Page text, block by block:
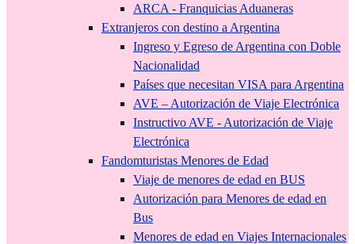
ARCA - Franquicias Aduaneras
Extranjeros con destino a Argentina
Ingreso y Egreso de Argentina con Doble
Nacionalidad
Países que necesitan VISA para Argentina
AVE – Autorización de Viaje Electrónica
Instructivo AVE - Autorización de Viaje
Electrónica
Fandomturistas Menores de Edad
Viaje de menores de edad en BUS
Autorización para Menores de edad en
Bus
Menores de edad en Viajes Internacionales